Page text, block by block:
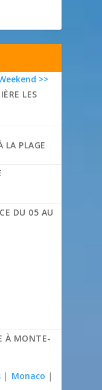
>>
LES
LA PLAGE
DU 05 AU
À MONTE-
| Monaco |